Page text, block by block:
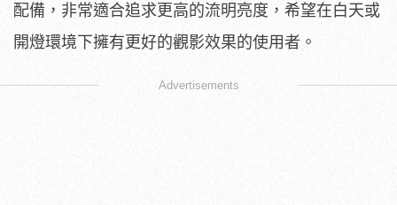
配備，非常適合追求更高的流明亮度，希望在白天或
開燈環境下擁有更好的觀影效果的使用者。
Advertisements